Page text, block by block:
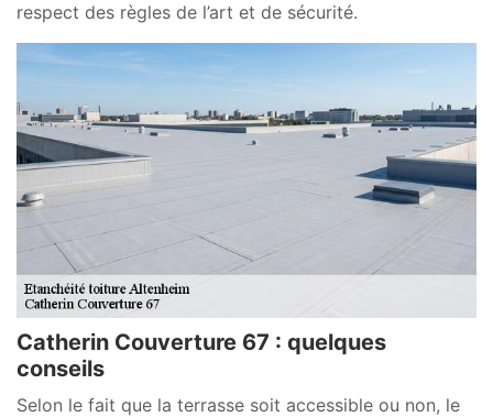
respect des règles de l’art et de sécurité.
Catherin Couverture 67 : quelques
conseils
Selon le fait que la terrasse soit accessible ou non, le